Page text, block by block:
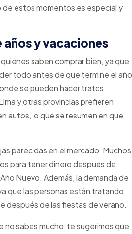
estos momentos es especial y
años y vacaciones
saben comprar bien, ya que
todo antes de que termine el año
se pueden hacer tratos
y otras provincias prefieren
autos, lo que se resumen en que
parecidas en el mercado. Muchos
para tener dinero después de
Nuevo. Además, la demanda de
que las personas están tratando
después de las fiestas de verano.
no sabes mucho, te sugerimos que